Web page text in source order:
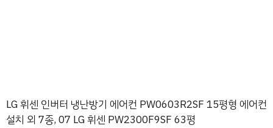
LG 휘센 인버터 냉난방기 에어컨 PW0603R2SF 15평형 에어컨
설치 외 7종, 07 LG 휘센 PW2300F9SF 63평